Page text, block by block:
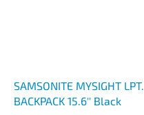
SAMSONITE MYSIGHT LPT.
BACKPACK 15.6'' Black